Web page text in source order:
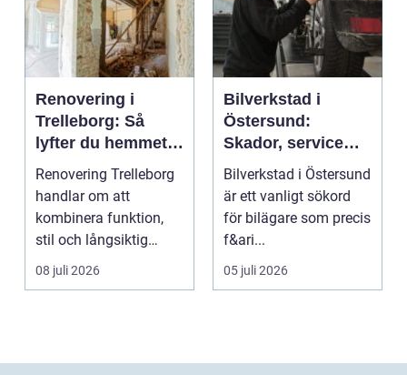
Renovering i
Trelleborg: Så
lyfter du hemmet
på ett smart sätt
Renovering Trelleborg
handlar om att
kombinera funktion,
stil och långsiktig
ekonomi i samma p...
08 juli 2026
Bilverkstad i
Östersund:
Skador, service
och smarta val för
din bil
Bilverkstad i Östersund
är ett vanligt sökord
för bilägare som precis
f&ari...
05 juli 2026